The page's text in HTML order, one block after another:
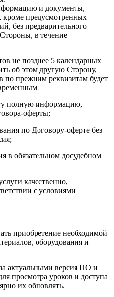
и документы,
предусмотренных
без предварительного
в течение
не позднее 5 календарных
об этом другую Сторону,
по прежним реквизитам будет
полную информацию,
оферты;
по Договору-оферте без
в обязательном досудебном
качественно,
с условиями
приобретение необходимой
оборудования и
актуальными версия ПО и
просмотра уроков и доступа
их обновлять.